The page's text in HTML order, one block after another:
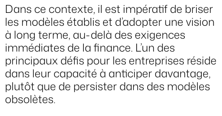
Dans ce contexte, il est impératif de briser
les modèles établis et d’adopter une vision
à long terme, au-delà des exigences
immédiates de la finance. L’un des
principaux défis pour les entreprises réside
dans leur capacité à anticiper davantage,
plutôt que de persister dans des modèles
obsolètes.